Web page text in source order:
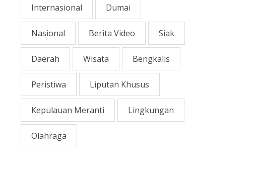
Internasional Dumai
Nasional Berita Video Siak
Daerah Wisata Bengkalis
Peristiwa Liputan Khusus
Kepulauan Meranti Lingkungan
Olahraga